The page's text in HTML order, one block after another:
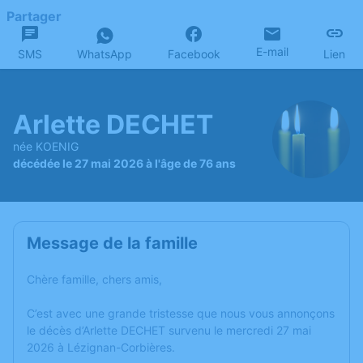
Partager
SMS WhatsApp Facebook E-mail Lien
Arlette DECHET
née KOENIG
décédée le 27 mai 2026 à l'âge de 76 ans
Message de la famille
Chère famille, chers amis,
C’est avec une grande tristesse que nous vous annonçons
le décès d’Arlette DECHET survenu le mercredi 27 mai
2026 à Lézignan-Corbières.